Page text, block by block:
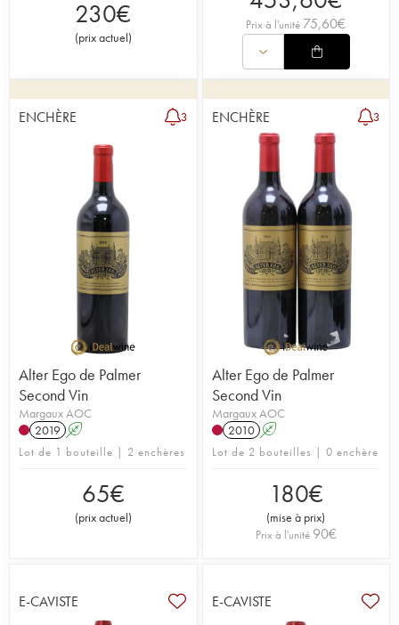
230€
(prix actuel)
Prix à l'unité 75,60€
ENCHÈRE 3
Alter Ego de Palmer
Second Vin
Margaux AOC
2019 A
Lot de 1 bouteille | 2 enchères
65€
(prix actuel)
ENCHÈRE 3
Alter Ego de Palmer
Second Vin
Margaux AOC
2010 A
Lot de 2 bouteilles | 0 enchère
180€
(mise à prix)
Prix à l'unité 90€
E-CAVISTE E-CAVISTE